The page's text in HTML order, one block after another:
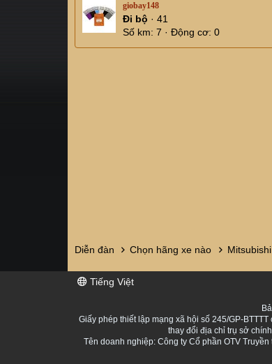
giobay148
Đi bộ · 41
Số km 7 Động cơ 0
Diễn đàn Chọn hãng xe nào Mitsubishi
Tiếng Việt
Giấy phép thiết lập mạng xã hội số 245/GP-
thay đổi địa chỉ trụ sở
Tên doanh nghiệp: Công ty Cổ phần OTV